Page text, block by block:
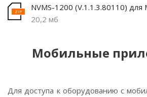
NVMS-1200 (V.1.1.3.80110) для
20,2 мб
Мобильные
Для доступа к оборудованию с